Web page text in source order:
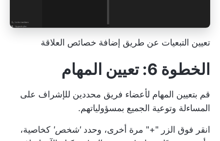
تعيين التبعيات عن طريق إضافة خصائص العلاقة
الخطوة 6: تعيين المهام
قم بتعيين المهام لأعضاء فريق محددين للإشراف على
المساءلة وتوعية الجميع بمسؤولياتهم.
انقر فوق الزر "+" مرة أخرى، وحدد 'شخص' كخاصية،